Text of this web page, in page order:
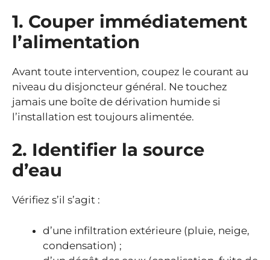
1. Couper immédiatement
l’alimentation
Avant toute intervention, coupez le courant au
niveau du disjoncteur général. Ne touchez
jamais une boîte de dérivation humide si
l’installation est toujours alimentée.
2. Identifier la source
d’eau
Vérifiez s’il s’agit :
d’une infiltration extérieure (pluie, neige,
condensation) ;